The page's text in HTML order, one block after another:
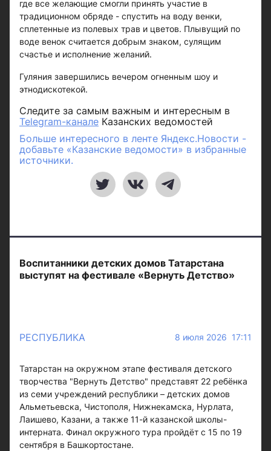
где все желающие смогли принять участие в
традиционном обряде - спустить на воду венки,
сплетенные из полевых трав и цветов. Плывущий по
воде венок считается добрым знаком, сулящим
счастье и исполнение желаний.
Гуляния завершились вечером огненным шоу и
этнодискотекой.
Следите за самым важным и интересным в
Telegram-канале Казанских ведомостей
Больше интересного в ленте Яндекс.Новости -
добавьте «Казанские ведомости» в избранные
источники.
Воспитанники детских домов Татарстана
выступят на фестивале «Вернуть Детство»
РЕСПУБЛИКА 8 июля 2026 17:11
Татарстан на окружном этапе фестиваля детского
творчества "Вернуть Детство" представят 22 ребёнка
из семи учреждений республики – детских домов
Альметьевска, Чистополя, Нижнекамска, Нурлата,
Лаишево, Казани, а также 11-й казанской школы-
интерната. Финал окружного тура пройдёт с 15 по 19
сентября в Башкортостане.